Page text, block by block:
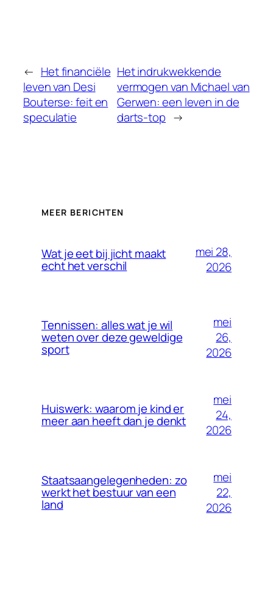
← Het financiële
leven van Desi
Bouterse: feit en
speculatie
Het indrukwekkende
vermogen van Michael van
Gerwen: een leven in de
darts-top →
MEER BERICHTEN
Wat je eet bij jicht maakt
echt het verschil
mei 28,
2026
Tennissen: alles wat je wil
weten over deze geweldige
sport
mei
26,
2026
Huiswerk: waarom je kind er
meer aan heeft dan je denkt
mei
24,
2026
Staatsaangelegenheden: zo
werkt het bestuur van een
land
mei
22,
2026